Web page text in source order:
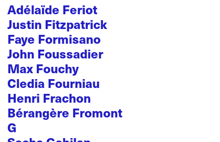
Adélaïde Feriot
Justin Fitzpatrick
Faye Formisano
John Foussadier
Max Fouchy
Cledia Fourniau
Henri Frachon
Bérangère Fromont
G